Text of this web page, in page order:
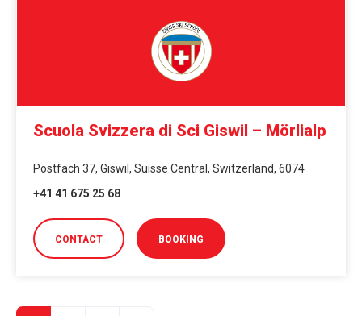
Scuola Svizzera di Sci Giswil – Mörlialp
Postfach 37, Giswil, Suisse Central, Switzerland, 6074
+41 41 675 25 68
CONTACT BOOKING